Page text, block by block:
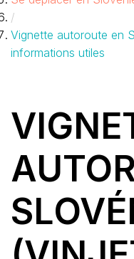
/
Vignette autoroute en
informations utiles